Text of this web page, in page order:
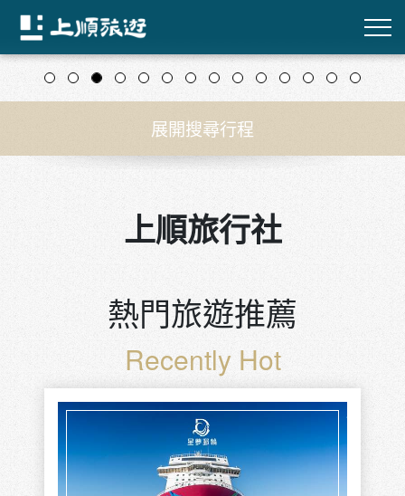
往前
展開搜尋行程
上順旅行社
熱門旅遊推薦
Recently Hot